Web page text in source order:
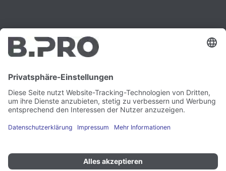
Impressum
Datenschutz
Schwachstellenmeldung
Karriere
Presse
Newsletter